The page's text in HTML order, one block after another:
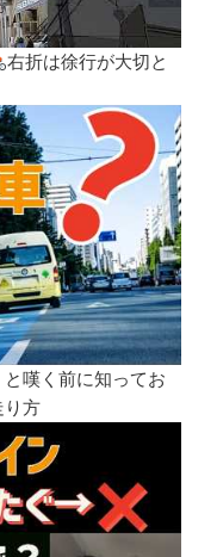
右折は徐行が大切と
と嘆く前に知ってお
り方